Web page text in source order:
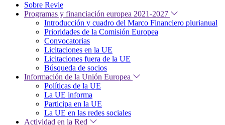
Sobre Revie
Programas y financiación europea 2021-2027
Introducción y cuadro del Marco Financiero plurianual
Prioridades de la Comisión Europea
Convocatorias
Licitaciones en la UE
Licitaciones fuera de la UE
Búsqueda de socios
Información de la Unión Europea
Políticas de la UE
La UE informa
Participa en la UE
La UE en las redes sociales
Actividad en la Red